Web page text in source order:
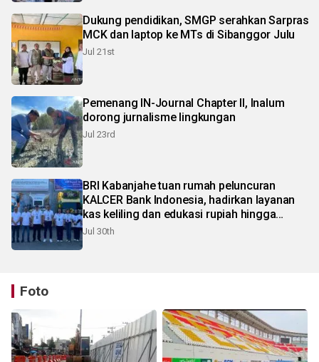
Dukung pendidikan, SMGP serahkan Sarpras
MCK dan laptop ke MTs di Sibanggor Julu
Jul 21st
Pemenang IN-Journal Chapter II, Inalum
dorong jurnalisme lingkungan
Jul 23rd
BRI Kabanjahe tuan rumah peluncuran
KALCER Bank Indonesia, hadirkan layanan
kas keliling dan edukasi rupiah hingga
pelosok Karo
Jul 30th
Foto